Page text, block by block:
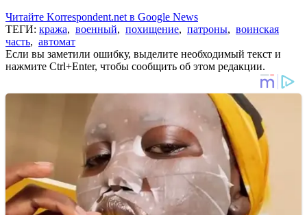
Читайте Korrespondent.net в Google News
ТЕГИ: кража, военный, похищение, патроны, воинская
часть, автомат
Если вы заметили ошибку, выделите необходимый текст и
нажмите Ctrl+Enter, чтобы сообщить об этом редакции.